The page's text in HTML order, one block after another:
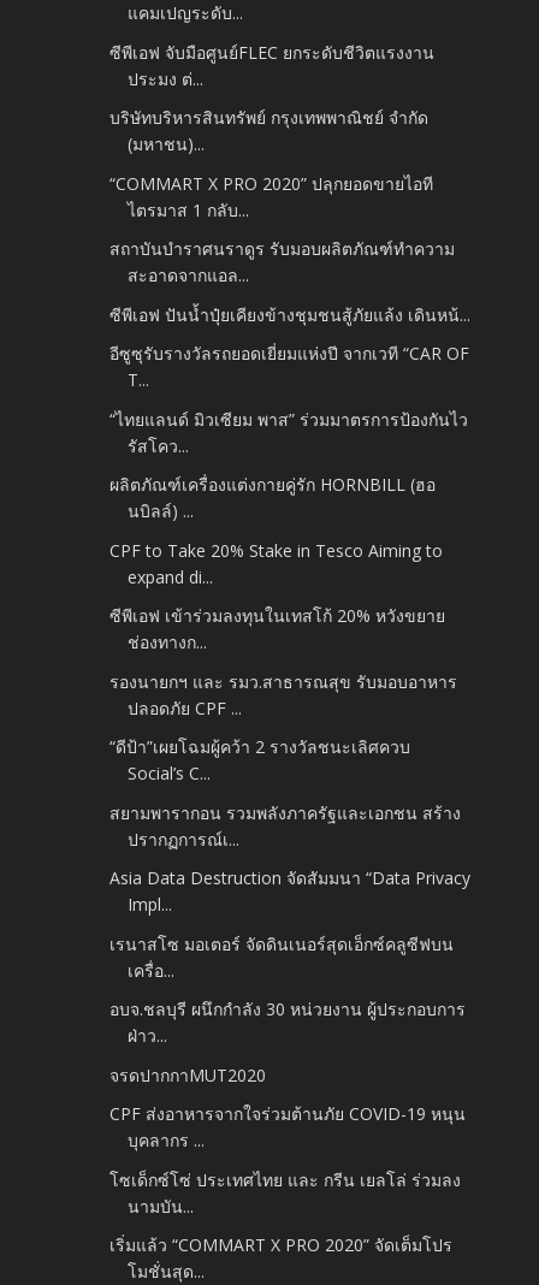
แคมเปญระดับ...
ซีพีเอฟ จับมือศูนย์FLEC ยกระดับชีวิตแรงงาน
ประมง ต่...
บริษัทบริหารสินทรัพย์ กรุงเทพพาณิชย์ จำกัด
(มหาชน)...
“COMMART X PRO 2020” ปลุกยอดขายไอที
ไตรมาส 1 กลับ...
สถาบันบำราศนราดูร รับมอบผลิตภัณฑ์ทำความ
สะอาดจากแอล...
ซีพีเอฟ ปันน้ำปุ๋ยเคียงข้างชุมชนสู้ภัยแล้ง เดินหน้...
อีซูซุรับรางวัลรถยอดเยี่ยมแห่งปี จากเวที “CAR OF
T...
“ไทยแลนด์ มิวเซียม พาส” ร่วมมาตรการป้องกันไว
รัสโคว...
ผลิตภัณฑ์เครื่องแต่งกายคู่รัก HORNBILL (ฮอ
นบิลล์) ...
CPF to Take 20% Stake in Tesco Aiming to
expand di...
ซีพีเอฟ เข้าร่วมลงทุนในเทสโก้ 20% หวังขยาย
ช่องทางก...
รองนายกฯ และ รมว.สาธารณสุข รับมอบอาหาร
ปลอดภัย CPF ...
“ดีป้า”เผยโฉมผู้คว้า 2 รางวัลชนะเลิศควบ
Social’s C...
สยามพารากอน รวมพลังภาครัฐและเอกชน สร้าง
ปรากฏการณ์เ...
Asia Data Destruction จัดสัมมนา “Data Privacy
Impl...
เรนาสโซ มอเตอร์ จัดดินเนอร์สุดเอ็กซ์คลูซีฟบน
เครื่อ...
อบจ.ชลบุรี ผนึกกำลัง 30 หน่วยงาน ผู้ประกอบการ
ฝ่าว...
จรดปากกาMUT2020
CPF ส่งอาหารจากใจร่วมต้านภัย COVID-19 หนุน
บุคลากร ...
โซเด็กซ์โซ่ ประเทศไทย และ กรีน เยลโล่ ร่วมลง
นามบัน...
เริ่มแล้ว “COMMART X PRO 2020” จัดเต็มโปร
โมชั่นสุด...